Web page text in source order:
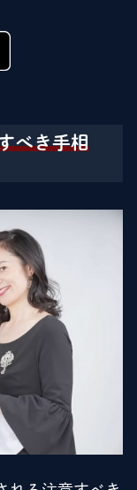
べき手相